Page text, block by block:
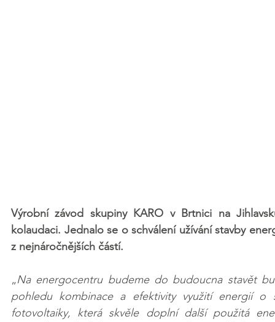
Výrobní závod skupiny KARO v Brtnici na
kolaudaci. Jednalo se o schválení užívání stavby
z nejnáročnějších částí.
„Na energocentru budeme do budoucna stavět
pohledu kombinace a efektivity využití energií
fotovoltaiky, která skvěle doplní další použitá